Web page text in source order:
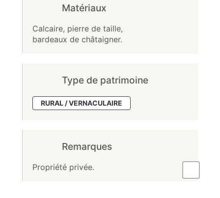
Matériaux
Calcaire, pierre de taille,
bardeaux de châtaigner.
Type de patrimoine
RURAL / VERNACULAIRE
Remarques
Propriété privée.